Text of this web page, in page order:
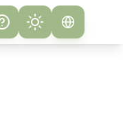
Help Theme